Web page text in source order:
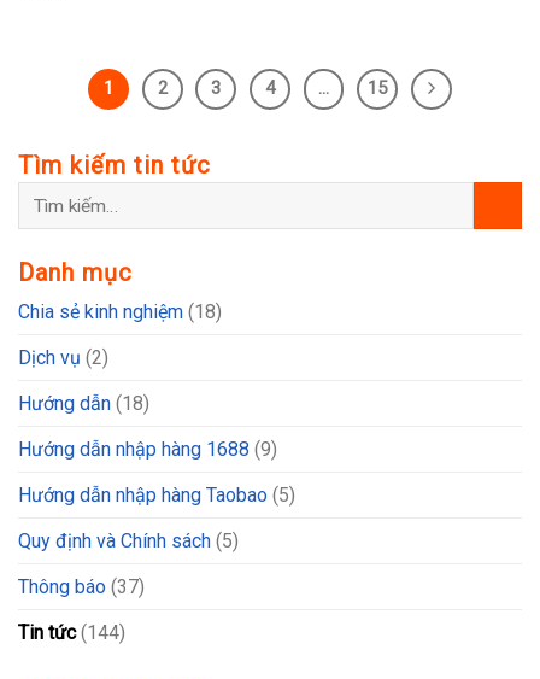
1 2 3 4 … 15
Tìm kiếm tin tức
Danh mục
Chia sẻ kinh nghiệm (18)
Dịch vụ (2)
Hướng dẫn (18)
Hướng dẫn nhập hàng 1688 (9)
Hướng dẫn nhập hàng Taobao (5)
Quy định và Chính sách (5)
Thông báo (37)
Tin tức(144)